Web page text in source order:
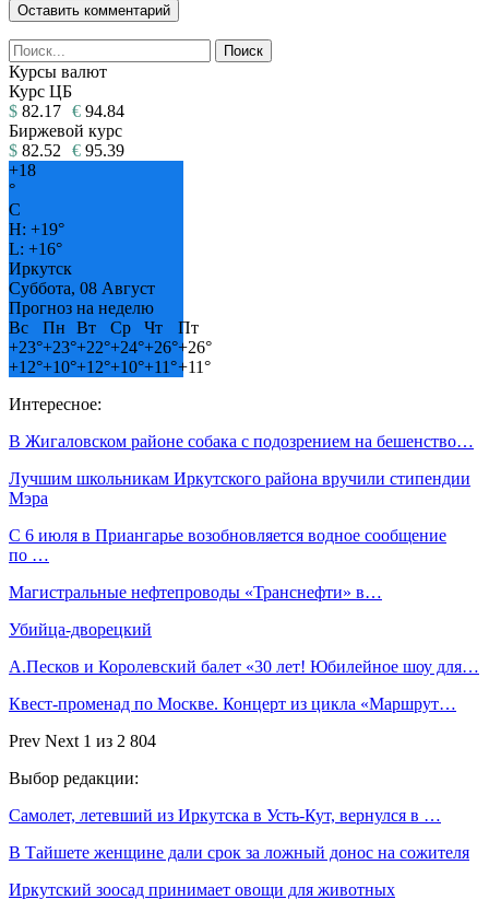
Курсы валют
Курс ЦБ
$ 82.17 € 94.84
Биржевой курс
$ 82.52 € 95.39
+18
°
C
H: +19°
L: +16°
Иркутск
Суббота, 08 Август
Прогноз на неделю
Вс
Пн Вт Ср Чт
Пт
+23°+23°+22°+24°+26°+26°
+12°+10°+12°+10°+11°+11°
Интересное:
В Жигаловском районе собака с подозрением на бешенство…
Лучшим школьникам Иркутского района вручили стипендии
Мэра
С 6 июля в Приангарье возобновляется водное сообщение
по …
Магистральные нефтепроводы «Транснефти» в…
Убийца-дворецкий
А.Песков и Королевский балет «30 лет! Юбилейное шоу для…
Квест-променад по Москве. Концерт из цикла «Маршрут…
Prev Next 1 из 2 804
Выбор редакции:
Самолет, летевший из Иркутска в Усть-Кут, вернулся в …
В Тайшете женщине дали срок за ложный донос на сожителя
Иркутский зоосад принимает овощи для животных